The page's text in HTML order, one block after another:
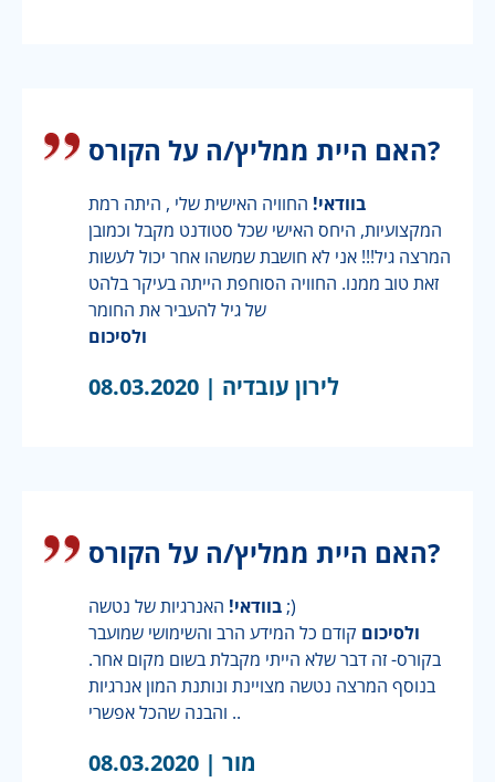
האם היית ממליץ/ה על הקורס?
בוודאי! החוויה האישית שלי , היתה רמת
המקצועיות, היחס האישי שכל סטודנט מקבל וכמובן
המרצה גיל!!! אני לא חושבת שמשהו אחר יכול לעשות
זאת טוב ממנו. החוויה הסוחפת הייתה בעיקר בלהט
של גיל להעביר את החומר
ולסיכום
לירון עובדיה | 08.03.2020
האם היית ממליץ/ה על הקורס?
בוודאי! האנרגיות של נטשה ;)
ולסיכום קודם כל המידע הרב והשימושי שמועבר
בקורס- זה דבר שלא הייתי מקבלת בשום מקום אחר.
בנוסף המרצה נטשה מצויינת ונותנת המון אנרגיות
והבנה שהכל אפשרי ..
מור | 08.03.2020